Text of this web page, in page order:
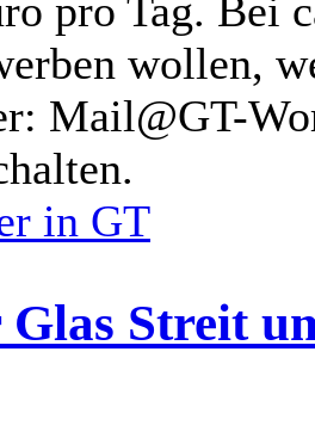
pro Tag. Bei
wollen,
Mail@GT-
in GT
Streit